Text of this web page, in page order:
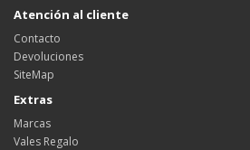
Atención al cliente
Contacto
Devoluciones
SiteMap
Extras
Marcas
Vales Regalo